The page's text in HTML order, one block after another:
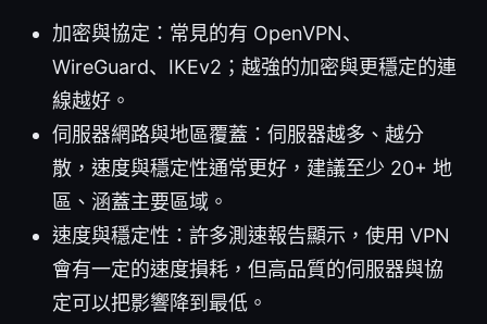
加密與協定：常見的有 OpenVPN、
WireGuard、IKEv2；越強的加密與更穩定的連
線越好。
伺服器網路與地區覆蓋：伺服器越多、越分
散，速度與穩定性通常更好，建議至少 20+ 地
區、涵蓋主要區域。
速度與穩定性：許多測速報告顯示，使用 VPN
會有一定的速度損耗，但高品質的伺服器與協
定可以把影響降到最低。